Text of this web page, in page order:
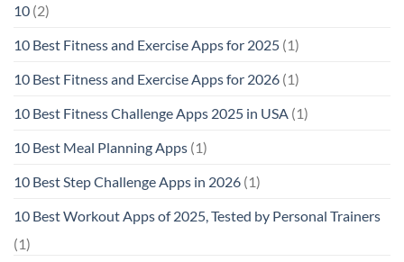
10 (2)
10 Best Fitness and Exercise Apps for 2025 (1)
10 Best Fitness and Exercise Apps for 2026 (1)
10 Best Fitness Challenge Apps 2025 in USA (1)
10 Best Meal Planning Apps (1)
10 Best Step Challenge Apps in 2026 (1)
10 Best Workout Apps of 2025, Tested by Personal Trainers
(1)